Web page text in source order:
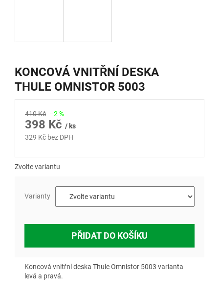
KONCOVÁ VNITŘNÍ DESKA
THULE OMNISTOR 5003
410 Kč –2 %
398 Kč / ks
329 Kč bez DPH
Zvolte variantu
Varianty
PŘIDAT DO KOŠÍKU
Koncová vnitřní deska Thule Omnistor 5003 varianta
levá a pravá.